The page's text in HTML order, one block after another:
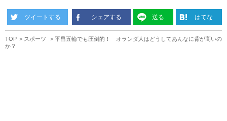
ツイートする シェアする 送る はてな
TOP スポーツ
平昌五輪でも圧倒的！ オランダ人はどうしてあんなに背が高いの
か？